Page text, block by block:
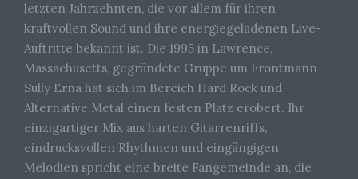
letzten Jahrzehnten, die vor allem für ihren
kraftvollen Sound und ihre energiegeladenen Live-
Auftritte bekannt ist. Die 1995 in Lawrence,
Massachusetts, gegründete Gruppe um Frontmann
Sully Erna hat sich im Bereich Hard Rock und
Alternative Metal einen festen Platz erobert. Ihr
einzigartiger Mix aus harten Gitarrenriffs,
eindrucksvollen Rhythmen und eingängigen
Melodien spricht eine breite Fangemeinde an, die